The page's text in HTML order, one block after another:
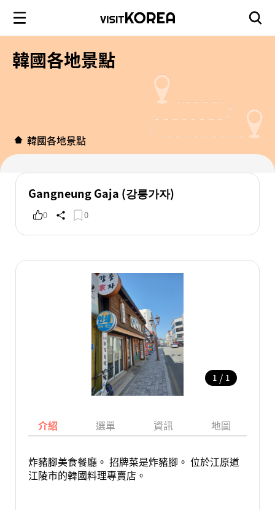
韓國各地景點
韓國各地景點
Gangneung Gaja (강릉가자)
0 0
1 / 1
介紹 選單 資訊 地圖
炸豬腳美食餐廳。 招牌菜是炸豬腳。 位於江原道
江陵市的韓國料理專賣店。